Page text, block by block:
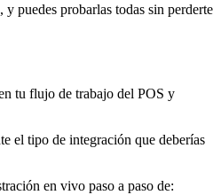
puedes probarlas todas sin perderte
tu flujo de trabajo del POS y
el tipo de integración que deberías
en vivo paso a paso de: